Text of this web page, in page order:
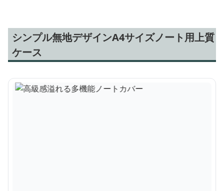
シンプル無地デザインA4サイズノート用上質
ケース